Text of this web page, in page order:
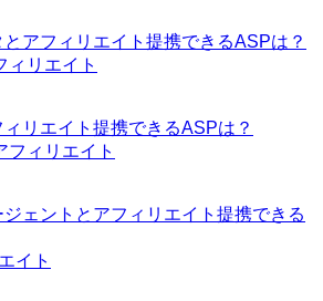
アフィリエイト提携できるASPは？
ィリエイト
ィリエイト提携できるASPは？
フィリエイト
ジェントとアフィリエイト提携できる
イト